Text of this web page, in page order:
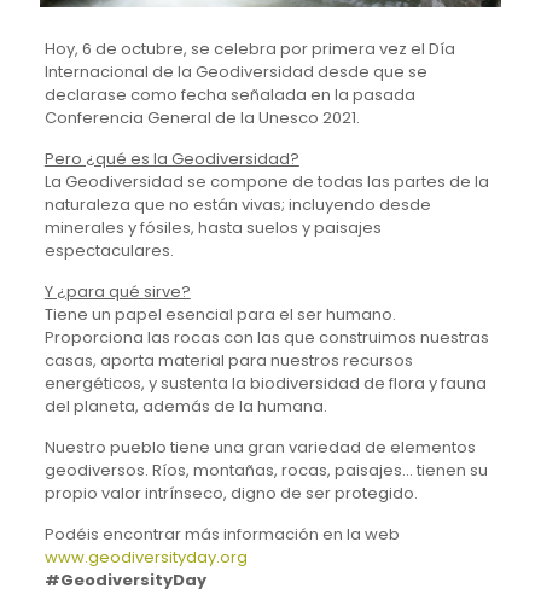
Hoy, 6 de octubre, se celebra por primera vez el Día
Internacional de la Geodiversidad desde que se
declarase como fecha señalada en la pasada
Conferencia General de la Unesco 2021.
Pero ¿qué es la Geodiversidad?
La Geodiversidad se compone de todas las partes de la
naturaleza que no están vivas; incluyendo desde
minerales y fósiles, hasta suelos y paisajes
espectaculares.
Y ¿para qué sirve?
Tiene un papel esencial para el ser humano.
Proporciona las rocas con las que construimos nuestras
casas, aporta material para nuestros recursos
energéticos, y sustenta la biodiversidad de flora y fauna
del planeta, además de la humana.
Nuestro pueblo tiene una gran variedad de elementos
geodiversos. Ríos, montañas, rocas, paisajes… tienen su
propio valor intrínseco, digno de ser protegido.
Podéis encontrar más información en la web
www.geodiversityday.org
#GeodiversityDay